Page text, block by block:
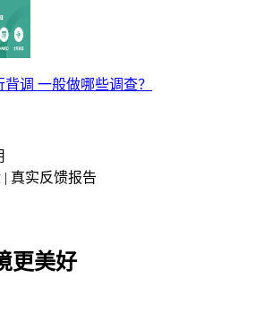
调 一般做哪些调查？
真实反馈报告
更美好